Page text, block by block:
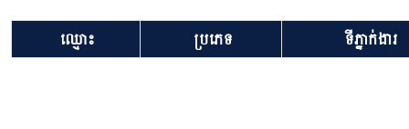
ឈ្មោះ ប្រភេទ ទីភ្នាក់ងារ